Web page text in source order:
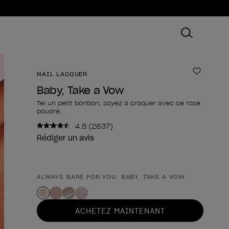
NAIL LACQUER
Baby, Take a Vow
Tel un petit bonbon, soyez à croquer avec ce rose
poudré.
4.5 Lire
2637
même
(2637)
Rédiger un avis
Forme du produit
ALWAYS BARE FOR YOU: BABY, TAKE A VOW
ACHETEZ MAINTENANT